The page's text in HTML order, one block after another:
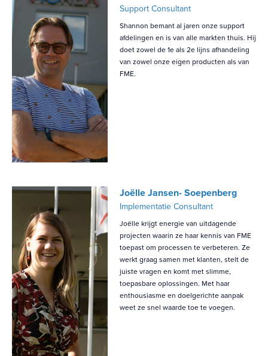
Support Consultant
Shannon bemant al jaren onze support
afdelingen en is van alle markten thuis. Hij
doet zowel de 1e als 2e lijns afhandeling
van zowel onze eigen producten als van
FME.
Joëlle Jansen- Soepenberg
Implementatie Consultant
Joëlle krijgt energie van uitdagende
projecten waarin ze haar kennis van FME
toepast om processen te verbeteren. Ze
werkt graag samen met klanten, stelt de
juiste vragen en komt met slimme,
toepasbare oplossingen. Met haar
enthousiasme en doelgerichte aanpak
weet ze snel waarde toe te voegen.